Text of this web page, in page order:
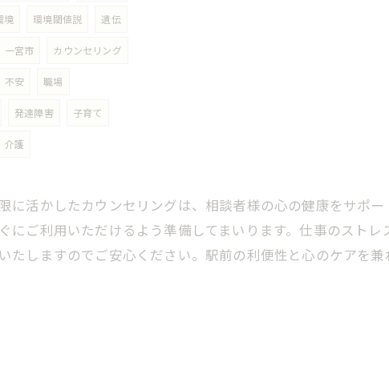
境 環境閾値説 遺伝
一宮市 カウンセリング
不安 職場
発達障害 子育て
介護
に活かしたカウンセリングは、相談者様の心の健康をサポ
にご利用いただけるよう準備してまいります。仕事のスト
たしますのでご安心ください。駅前の利便性と心のケアを